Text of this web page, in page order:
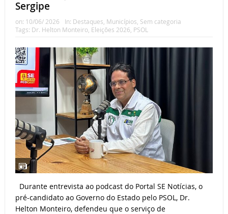
Sergipe
on: 10/06/ 2026 In: Destaques, Municípios, Sem categoria
Tags: Dr. Helton Monteiro, Eleições 2026, PSOL
Durante entrevista ao podcast do Portal SE Notícias, o
pré-candidato ao Governo do Estado pelo PSOL, Dr.
Helton Monteiro, defendeu que o serviço de